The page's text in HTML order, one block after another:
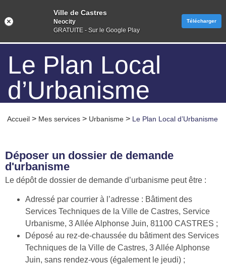
Le Plan Local
d’Urbanisme
Accueil > Mes services > Urbanisme > Le Plan Local d’Urbanisme
Déposer un dossier de demande
d'urbanisme
Le dépôt de dossier de demande d’urbanisme peut être :
Adressé par courrier à l’adresse : Bâtiment des
Services Techniques de la Ville de Castres, Service
Urbanisme, 3 Allée Alphonse Juin, 81100 CASTRES ;
Déposé au rez-de-chaussée du bâtiment des Services
Techniques de la Ville de Castres, 3 Allée Alphonse
Juin, sans rendez-vous (également le jeudi) ;
Ville de Castres
Neocity
GRATUITE - Sur le Google Play
Télécharger